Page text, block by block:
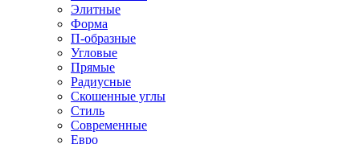
Элитные
Форма
П-образные
Угловые
Прямые
Радиусные
Скошенные углы
Стиль
Современные
Евро